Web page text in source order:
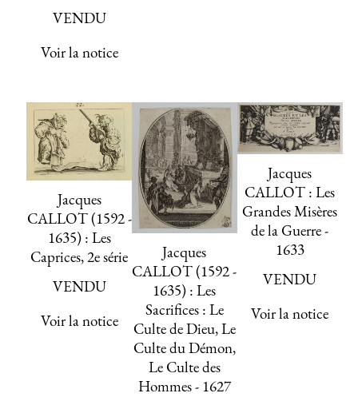
VENDU
Voir la notice
Jacques
CALLOT (1592 -
1635) : Les
Caprices, 2e série
VENDU
Voir la notice
Jacques
CALLOT (1592 -
1635) : Les
Sacrifices : Le
Culte de Dieu, Le
Culte du Démon,
Le Culte des
Hommes - 1627
Jacques
CALLOT : Les
Grandes Misères
de la Guerre -
1633
VENDU
Voir la notice